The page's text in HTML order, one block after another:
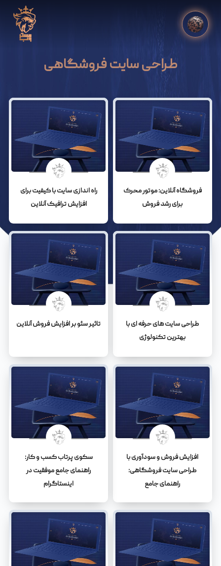
طراحی سایت فروشگاهی
فروشگاه آنلاین: موتور محرک
برای رشد فروش
راه اندازی سایت با کیفیت برای
افزایش ترافیک آنلاین
طراحی سایت های حرفه ای با
بهترین تکنولوژی
تاثیر سئو بر افزایش فروش آنلاین
افزایش فروش و سودآوری با
طراحی سایت فروشگاهی:
راهنمای جامع
سکوی پرتاب کسب و کار:
راهنمای جامع موفقیت در
اینستاگرام